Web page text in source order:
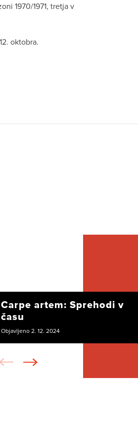
1970/1971, tretja v
oktobra.
Carpe artem: Sprehodi v
času
Objavljeno 2. 12. 2024